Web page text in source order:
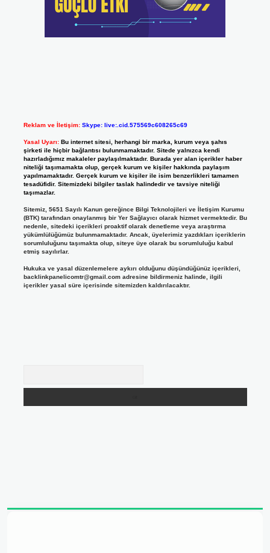
Reklam ve İletişim: Skype: live:.cid.575569c608265c69
Yasal Uyarı: Bu internet sitesi, herhangi bir marka, kurum veya şahıs
şirketi ile hiçbir bağlantısı bulunmamaktadır. Sitede yalnızca kendi
hazırladığımız makaleler paylaşılmaktadır. Burada yer alan içerikler haber
niteliği taşımamakta olup, gerçek kurum ve kişiler hakkında paylaşım
yapılmamaktadır. Gerçek kurum ve kişiler ile isim benzerlikleri tamamen
tesadüfidir. Sitemizdeki bilgiler taslak halindedir ve tavsiye niteliği
taşımazlar.
Sitemiz, 5651 Sayılı Kanun gereğince Bilgi Teknolojileri ve İletişim Kurumu
(BTK) tarafından onaylanmış bir Yer Sağlayıcı olarak hizmet vermektedir. Bu
nedenle, sitedeki içerikleri proaktif olarak denetleme veya araştırma
yükümlülüğümüz bulunmamaktadır. Ancak, üyelerimiz yazdıkları içeriklerin
sorumluluğunu taşımakta olup, siteye üye olarak bu sorumluluğu kabul
etmiş sayılırlar.
Hukuka ve yasal düzenlemelere aykırı olduğunu düşündüğünüz içerikleri,
backlinkpanelicomtr@gmail.comadresine bildirmeniz halinde, ilgili
içerikler yasal süre içerisinde sitemizden kaldırılacaktır.